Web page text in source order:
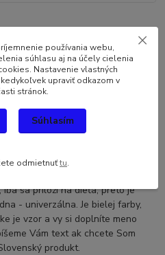
klasik. Krstová košieľka
sa priloží na dieťa, preto je
- univerzálna. Je bielej farby,
je vzor a vy si doplníte meno
Vám text ak chcete Som
produkt.
používania webu,
súhlasu aj na účely cielenia
Nastavenie vlastných
upraviť odkazom v
stránok.
Súhlasím
odmietnuťtu.